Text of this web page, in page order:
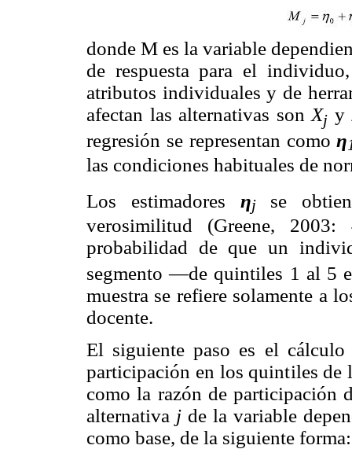
donde M es la variable
de respuesta para el
atributos individuales y de
afectan las alternativas sonXj y
regresión se representan comoη
las condiciones habituales de
Los estimadores ηjse
verosimilitud (Greene,
probabilidad de que un
segmento —de quintiles 1 al 5
muestra se refiere solamente a
docente.
El siguiente paso es el
participación en los quintiles de
como la razón de participación
alternativa j de la variable
como base, de la siguiente forma: